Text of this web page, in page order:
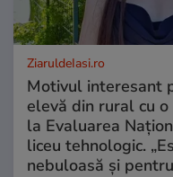
ZiaruldeIasi.ro
Motivul interesant
elevă din rural cu
la Evaluarea
liceu tehnologic.
nebuloasă și